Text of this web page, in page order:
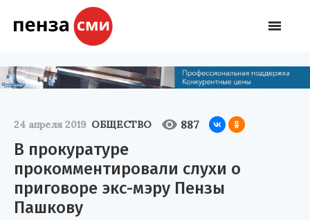
24 апреля 2019 ОБЩЕСТВО 887
В прокуратуре
прокомментировали слухи о
приговоре экс-мэру Пензы
Пашкову